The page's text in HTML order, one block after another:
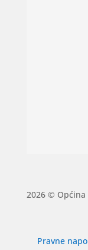
2026 © Općina
Pravne